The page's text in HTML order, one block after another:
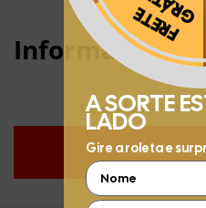
Informações:
Compre hoje (07/08/
COMPRE
Obrigado por
Aproveite e receba as